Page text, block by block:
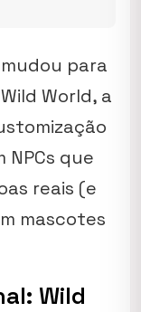
para
Wild World, a
que
reais (e
mascotes
Wild